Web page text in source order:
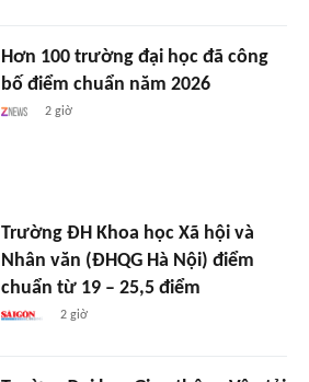
Hơn 100 trường đại học đã công
bố điểm chuẩn năm 2026
2 giờ
Trường ĐH Khoa học Xã hội và
Nhân văn (ĐHQG Hà Nội) điểm
chuẩn từ 19 – 25,5 điểm
2 giờ